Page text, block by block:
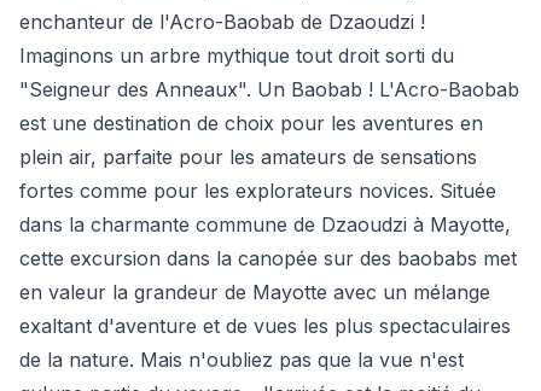
enchanteur de l'Acro-Baobab de Dzaoudzi !
Imaginons un arbre mythique tout droit sorti du
"Seigneur des Anneaux". Un Baobab ! L'Acro-Baobab
est une destination de choix pour les aventures en
plein air, parfaite pour les amateurs de sensations
fortes comme pour les explorateurs novices. Située
dans la charmante commune de Dzaoudzi à Mayotte,
cette excursion dans la canopée sur des baobabs met
en valeur la grandeur de Mayotte avec un mélange
exaltant d'aventure et de vues les plus spectaculaires
de la nature. Mais n'oubliez pas que la vue n'est